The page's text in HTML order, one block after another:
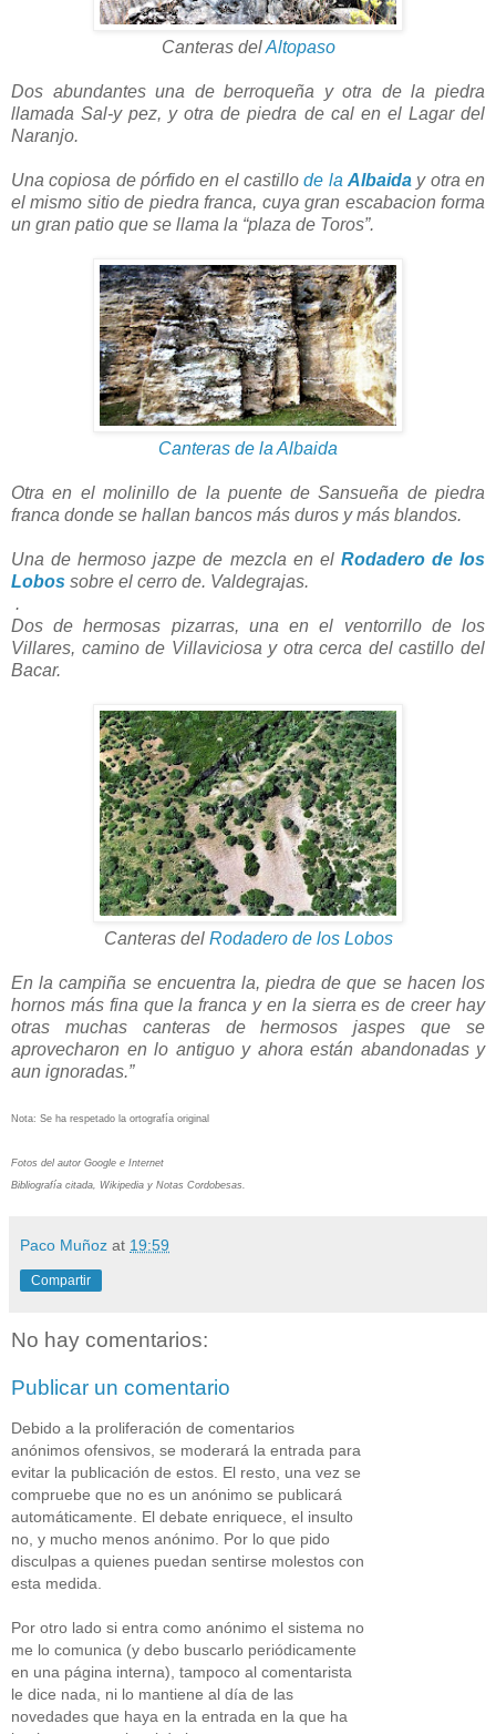
Canteras delAltopaso
Dos abundantes una de berroqueña y otra de la piedra
llamada Sal-y pez, y otra de piedra de cal en el Lagar del
Naranjo.
Una copiosa de pórfido en el castillo de la Albaida y otra en
el mismo sitio de piedra franca, cuya gran escabacion forma
un gran patio que se llama la “plaza de Toros”.
Canteras de la Albaida
Otra en el molinillo de la puente de Sansueña de piedra
franca donde se hallan bancos más duros y más blandos.
Una de hermoso jazpe de mezcla en el Rodadero de los
Lobos sobre el cerro de. Valdegrajas.
.
Dos de hermosas pizarras, una en el ventorrillo de los
Villares, camino de Villaviciosa y otra cerca del castillo del
Bacar.
Canteras del Rodadero de los Lobos
En la campiña se encuentra la, piedra de que se hacen los
hornos más fina que la franca y en la sierra es de creer hay
otras muchas canteras de hermosos jaspes que se
aprovecharon en lo antiguo y ahora están abandonadas y
aun ignoradas.”
Nota: Se ha respetado la ortografía original
Fotos del autor Google e Internet
Bibliografía citada, Wikipedia y Notas Cordobesas.
Paco Muñoz at 19:59
Compartir
No hay comentarios:
Publicar un comentario
Debido a la proliferación de comentarios
anónimos ofensivos, se moderará la entrada para
evitar la publicación de estos. El resto, una vez se
compruebe que no es un anónimo se publicará
automáticamente. El debate enriquece, el insulto
no, y mucho menos anónimo. Por lo que pido
disculpas a quienes puedan sentirse molestos con
esta medida.
Por otro lado si entra como anónimo el sistema no
me lo comunica (y debo buscarlo periódicamente
en una página interna), tampoco al comentarista
le dice nada, ni lo mantiene al día de las
novedades que haya en la entrada en la que ha